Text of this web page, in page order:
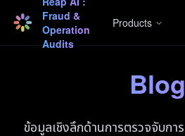
Fraud &
Operation
Audits
Products
Blog
ข้อมูลเชิงลึกด้านการตรวจจับกา